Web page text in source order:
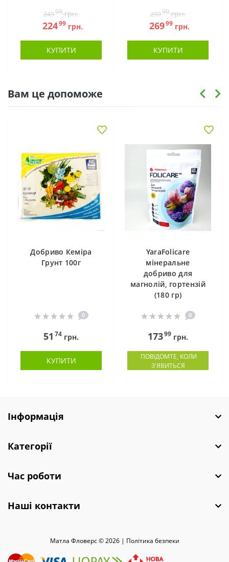
24999грн.
22499грн.
КУПИТИ
29999грн.
26999грн.
КУПИТИ
Вам це допоможе
Добриво Кеміра
Грунт 100г
0
51 74 грн.
КУПИТИ
YaraFolicare
мінеральне
добриво для
магнолій, гортензій
(180 гр)
0
17399 грн.
ПОВІДОМТЕ, КОЛИ
З'ЯВИТЬСЯ
Інформація
Категорії
Час роботи
Наші контакти
Матла Фловерс © 2026 | Полiтика безпеки